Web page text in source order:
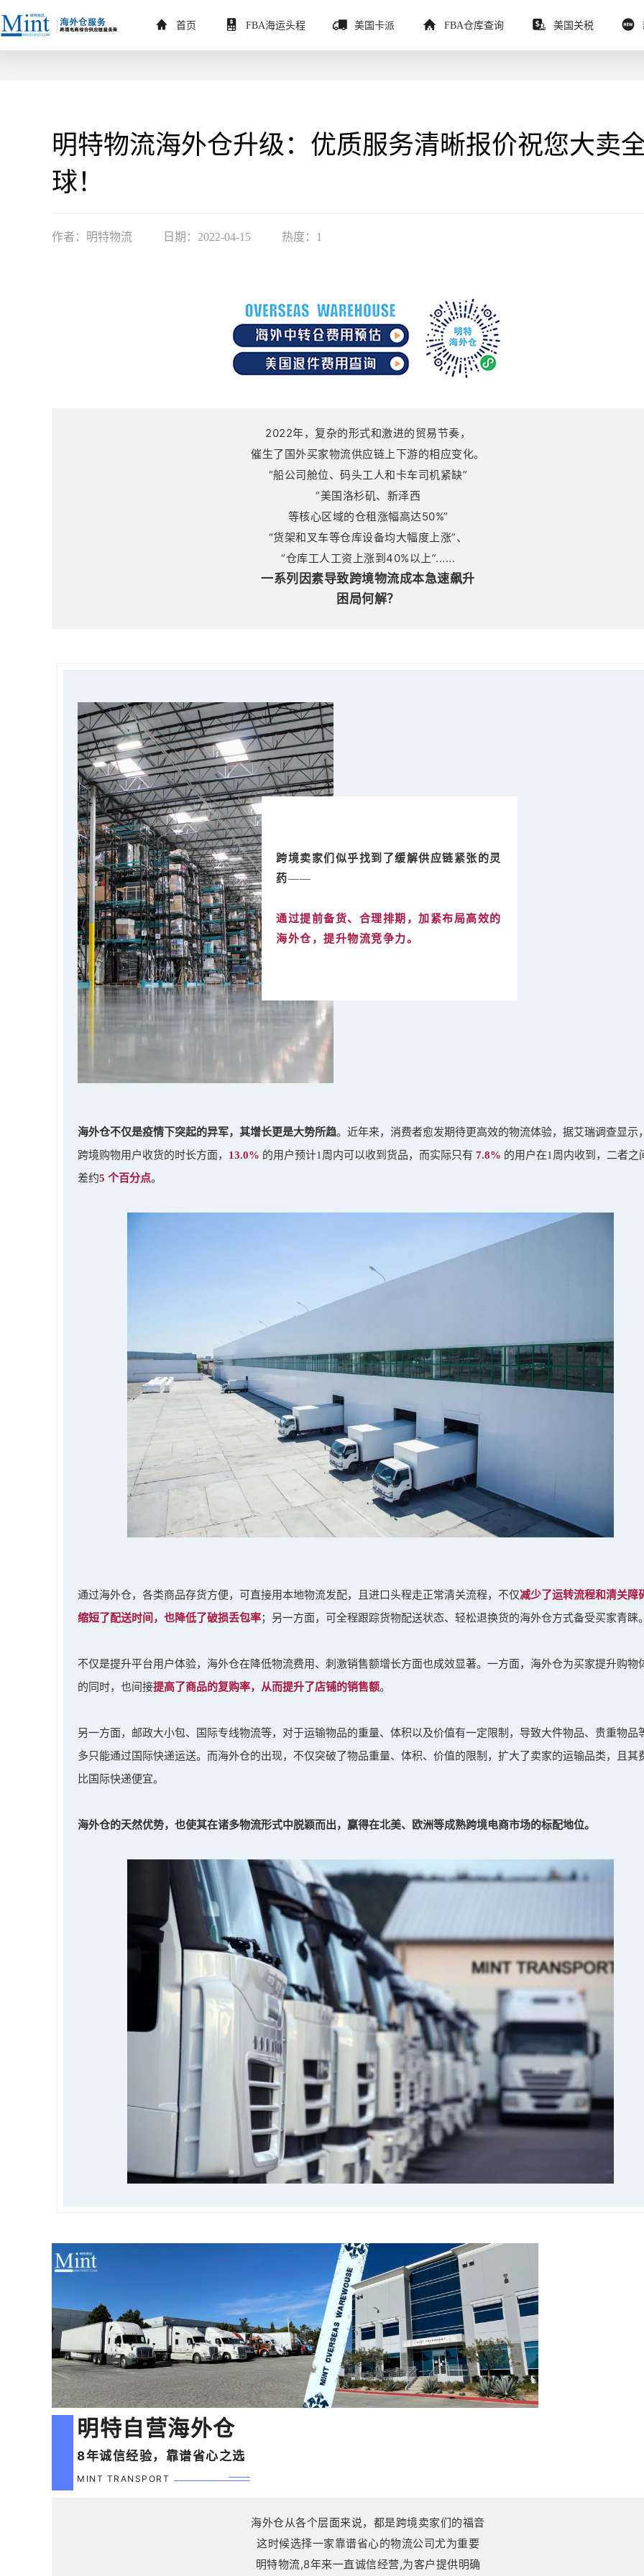
首页 FBA海运头程 美国卡派 FBA仓库查询 美国关税
明特物流海外仓升级：优质服务清晰报价祝您大卖
球！
作者：明特物流 日期：2022-04-15 热度：1
2022年，复杂的形式和激进的贸易节奏，
催生了国外买家物流供应链上下游的相应变化。
“船公司舱位、码头工人和卡车司机紧缺”
“美国洛杉矶、新泽西
等核心区域的仓租涨幅高达50%”
“货架和叉车等仓库设备均大幅度上涨”、
“仓库工人工资上涨到40%以上”......
一系列因素导致跨境物流成本急速飙升
困局何解？
跨境卖家们似乎找到了缓解供应链紧张的灵
药——
通过提前备货、合理排期，加紧布局高效的
海外仓，提升物流竞争力。
海外仓不仅是疫情下突起的异军，其增长更是大势所趋。近年来，消费者愈发期待更高效的物流体验，据艾瑞调查显示
跨境购物用户收货的时长方面， 13.0% 的用户预计1周内可以收到货品，而实际只有 7.8% 的用户在1周内收到，二者之
差约5 个百分点。
通过海外仓，各类商品存货方便，可直接用本地物流发配，且进口头程走正常清关流程，不仅减少了运转流程和清关障
缩短了配送时间，也降低了破损丢包率；另一方面，可全程跟踪货物配送状态、轻松退换货的海外仓方式备受买家青睐
不仅是提升平台用户体验，海外仓在降低物流费用、刺激销售额增长方面也成效显著。一方面，海外仓为买家提升购物
的同时，也间接提高了商品的复购率，从而提升了店铺的销售额。
另一方面，邮政大小包、国际专线物流等，对于运输物品的重量、体积以及价值有一定限制，导致大件物品、贵重物品
多只能通过国际快递运送。而海外仓的出现，不仅突破了物品重量、体积、价值的限制，扩大了卖家的运输品类，且其
比国际快递便宜。
海外仓的天然优势，也使其在诸多物流形式中脱颖而出，赢得在北美、欧洲等成熟跨境电商市场的标配地位。
明特自营海外仓
8年诚信经验，靠谱省心之选
MINT TRANSPORT
海外仓从各个层面来说，都是跨境卖家们的福音
这时候选择一家靠谱省心的物流公司尤为重要
明特物流,8年来一直诚信经营,为客户提供明确